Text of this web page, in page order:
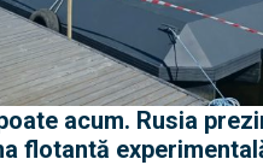
acum. Rusia
flotantă